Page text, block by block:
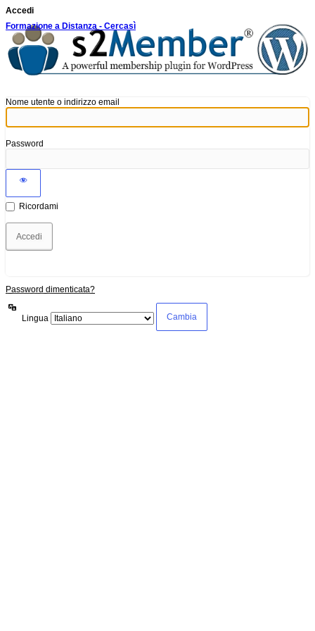
Accedi
Formazione a Distanza - Cercasì
Nome utente o indirizzo email
Password
Ricordami
Password dimenticata?
Lingua